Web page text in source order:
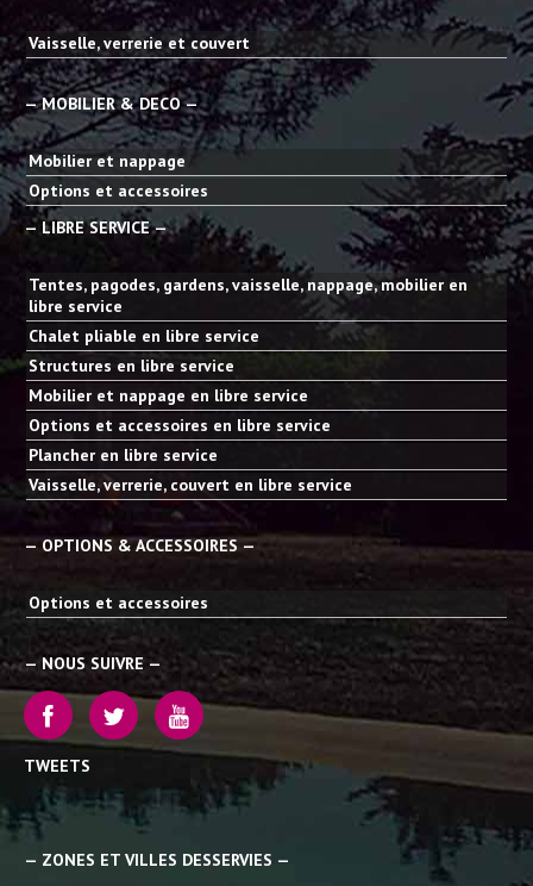
Vaisselle, verrerie et couvert
— MOBILIER & DECO —
Mobilier et nappage
Options et accessoires
— LIBRE SERVICE —
Tentes, pagodes, gardens, vaisselle, nappage, mobilier en
libre service
Chalet pliable en libre service
Structures en libre service
Mobilier et nappage en libre service
Options et accessoires en libre service
Plancher en libre service
Vaisselle, verrerie, couvert en libre service
— OPTIONS & ACCESSOIRES —
Options et accessoires
— NOUS SUIVRE —
TWEETS
— ZONES ET VILLES DESSERVIES —